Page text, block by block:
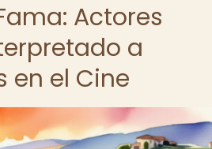
Actores
a
en el Cine